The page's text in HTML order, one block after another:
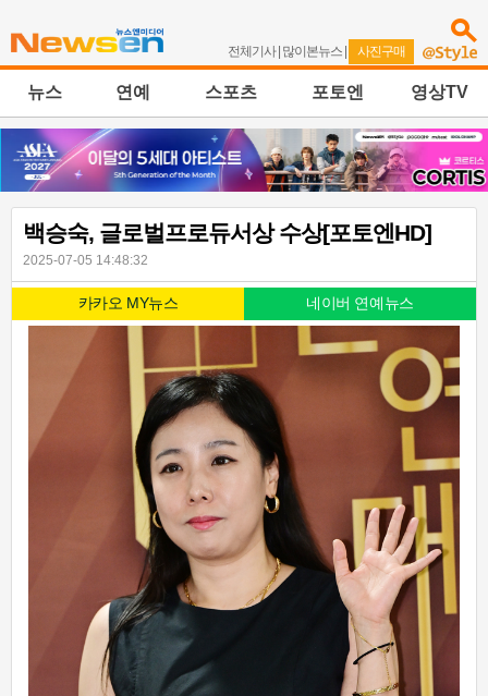
전체기사| 많이본뉴스 | 사진구매
뉴스 연예 스포츠 포토엔 영상TV
백승숙, 글로벌프로듀서상 수상[포토엔HD]
2025-07-05 14:48:32
카카오 MY뉴스 네이버 연예뉴스